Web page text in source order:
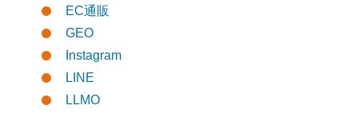
EC通販
GEO
Instagram
LINE
LLMO